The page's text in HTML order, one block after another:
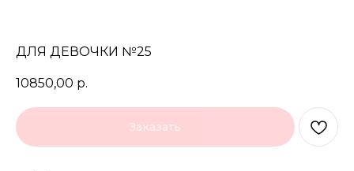
ДЛЯ ДЕВОЧКИ №25
10850,00 р.
Заказать